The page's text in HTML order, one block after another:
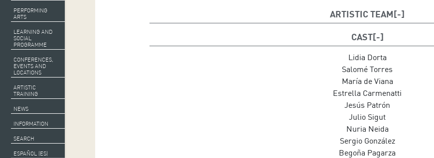
PERFORMING
ARTS
LEARNING AND
SOCIAL
PROGRAMME
CONFERENCES,
EVENTS AND
LOCATIONS
ARTISTIC
TRAINING
NEWS
INFORMATION
SEARCH
ESPAÑOL (ES)
ARTISTIC TEAM
Produce:Auditorio de Tenerife, S.A.U.
CAST
Lidia Dorta
Salomé Torres
María de Viana
Estrella Carmenatti
Jesús Patrón
Julio Sigut
Nuria Neida
Sergio González
Begoña Pagarza